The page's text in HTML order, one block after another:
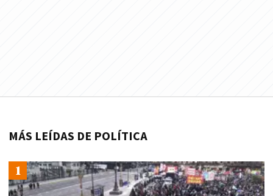
MÁS LEÍDAS DE POLÍTICA